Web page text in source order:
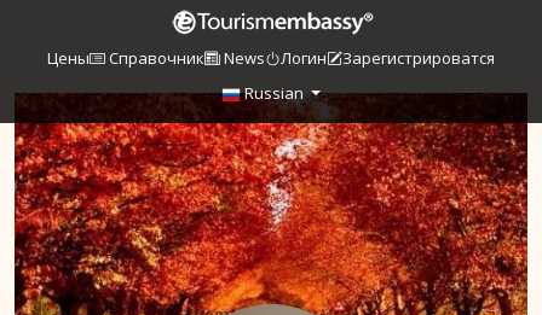
Цены Справочник News Логин
Зарегистрироватся
Russian